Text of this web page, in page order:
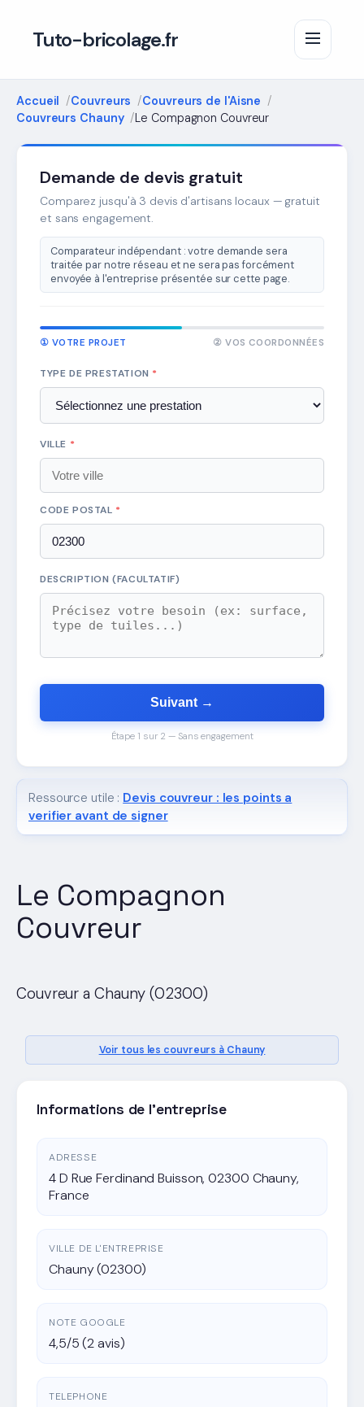
Tuto-bricolage.fr
Accueil Couvreurs
Couvreurs de l'Aisne
Couvreurs Chauny
Le Compagnon Couvreur
Le Compagnon
Couvreur
Couvreur a Chauny (02300)
Voir tous les couvreurs à Chauny
Informations de l'entreprise
ADRESSE
4 D Rue Ferdinand Buisson, 02300 Chauny,
France
VILLE DE L'ENTREPRISE
Chauny (02300)
NOTE GOOGLE
4,5/5 (2 avis)
TELEPHONE
Demande de devis gratuit
Comparez jusqu'à 3 devis d'artisans locaux — gratuit
et sans engagement.
Comparateur indépendant : votre demande sera
traitée par notre réseau et ne sera pas forcément
envoyée à l'entreprise présentée sur cette page.
① VOTRE PROJET ② VOS COORDONNÉES
TYPE DE PRESTATION *
VILLE *
CODE POSTAL *
DESCRIPTION (FACULTATIF)
Suivant →
Étape 1 sur 2 — Sans engagement
Ressource utile : Devis couvreur : les points a
verifier avant de signer